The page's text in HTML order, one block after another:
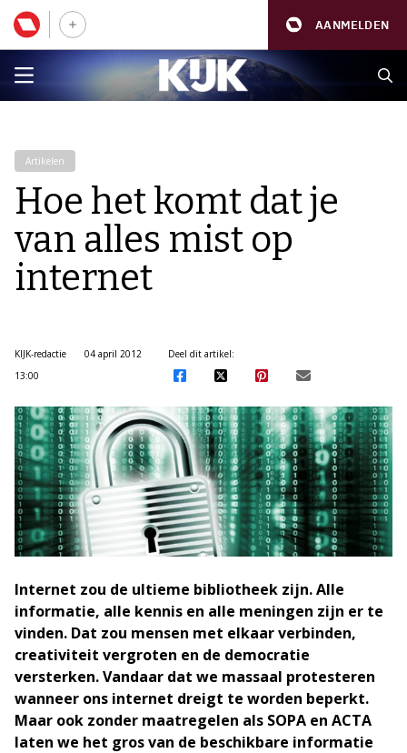
AANMELDEN
Artikelen
Hoe het komt dat je
van alles mist op
internet
KIJK-redactie
04 april 2012
13:00
Deel dit artikel:
Internet zou de ultieme bibliotheek zijn. Alle
informatie, alle kennis en alle meningen zijn er te
vinden. Dat zou mensen met elkaar verbinden,
creativiteit vergroten en de democratie
versterken. Vandaar dat we massaal protesteren
wanneer ons internet dreigt te worden beperkt.
Maar ook zonder maatregelen als SOPA en ACTA
laten we het gros van de beschikbare informatie